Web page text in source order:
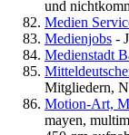
und
Medien
Medienjobs -
Medienstadt
Mitgliedern,
Motion-Art,
mayen,